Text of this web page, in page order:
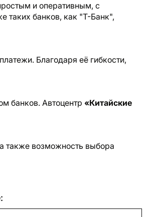
и оперативным, с
таких банков, как "Т-Банк",
Благодаря её гибкости,
банков. Автоцентр «Китайские
также возможность выбора